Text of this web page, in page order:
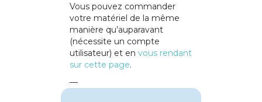
Vous pouvez commander
votre matériel de la même
manière qu’auparavant
(nécessite un compte
utilisateur) et en vous rendant
sur cette page.
—